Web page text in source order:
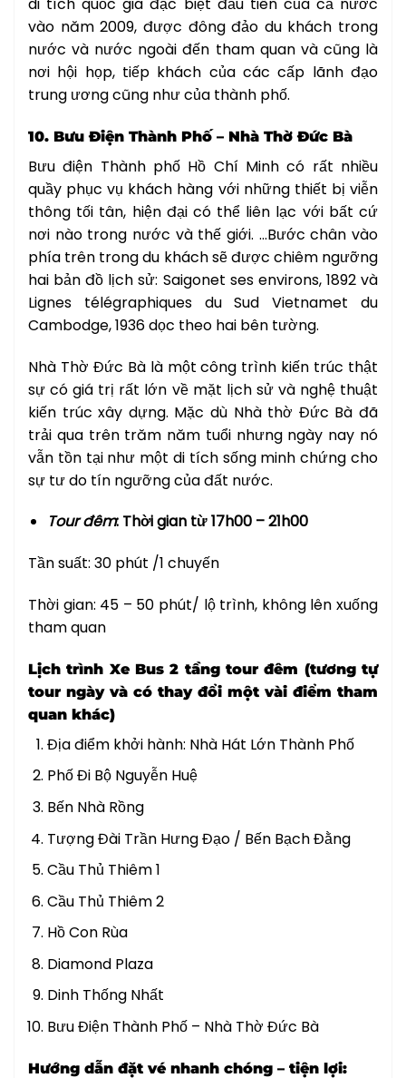
vào năm 2009, được đông đảo du khách trong
nước và nước ngoài đến tham quan và cũng là
nơi hội họp, tiếp khách của các cấp lãnh đạo
trung ương cũng như của thành phố.
10. Bưu Điện Thành Phố – Nhà Thờ Đức Bà
Bưu điện Thành phố Hồ Chí Minh có rất nhiều
quầy phục vụ khách hàng với những thiết bị viễn
thông tối tân, hiện đại có thể liên lạc với bất cứ
nơi nào trong nước và thế giới. …Bước chân vào
phía trên trong du khách sẽ được chiêm ngưỡng
hai bản đồ lịch sử: Saigonet ses environs, 1892 và
Lignes télégraphiques du Sud Vietnamet du
Cambodge, 1936 dọc theo hai bên tường.
Nhà Thờ Đức Bà là một công trình kiến trúc thật
sự có giá trị rất lớn về mặt lịch sử và nghệ thuật
kiến trúc xây dựng. Mặc dù Nhà thờ Đức Bà đã
trải qua trên trăm năm tuổi nhưng ngày nay nó
vẫn tồn tại như một di tích sống minh chứng cho
sự tư do tín ngưỡng của đất nước.
Tour đêm: Thời gian từ 17h00 – 21h00
Tần suất: 30 phút /1 chuyến
Thời gian: 45 – 50 phút/ lộ trình, không lên xuống
tham quan
Lịch trình Xe Bus 2 tầng tour đêm (tương tự
tour ngày và có thay đổi một vài điểm tham
quan khác)
Địa điểm khởi hành: Nhà Hát Lớn Thành Phố
Phố Đi Bộ Nguyễn Huệ
Bến Nhà Rồng
Tượng Đài Trần Hưng Đạo / Bến Bạch Đằng
Cầu Thủ Thiêm 1
Cầu Thủ Thiêm 2
Hồ Con Rùa
Diamond Plaza
Dinh Thống Nhất
Bưu Điện Thành Phố – Nhà Thờ Đức Bà
Hướng dẫn đặt vé nhanh chóng – tiện lợi: